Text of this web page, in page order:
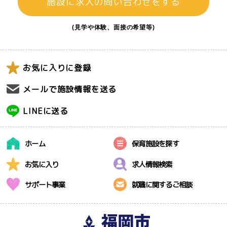
(見学や体験、面接の希望等)
お気に入りに登録
メールで施設情報を送る
LINEに送る
ホーム 保育施設を探す
お気に入り 求人情報検索
サポート事業 就職に関するご相談